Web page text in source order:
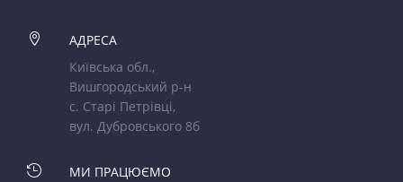

АДРЕСА
Київська обл.,
Вишгородський р-н
с. Старі Петрівці,
вул. Дубровського 8б

МИ ПРАЦЮЄМО